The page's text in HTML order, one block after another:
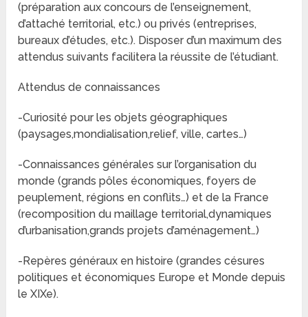
(préparation aux concours de l’enseignement,
d’attaché territorial, etc.) ou privés (entreprises,
bureaux d’études, etc.). Disposer d’un maximum des
attendus suivants facilitera la réussite de l’étudiant.
Attendus de connaissances
-Curiosité pour les objets géographiques
(paysages,mondialisation,relief, ville, cartes…)
-Connaissances générales sur l’organisation du
monde (grands pôles économiques, foyers de
peuplement, régions en conflits…) et de la France
(recomposition du maillage territorial,dynamiques
d’urbanisation,grands projets d’aménagement…)
-Repères généraux en histoire (grandes césures
politiques et économiques Europe et Monde depuis
le XIXe).